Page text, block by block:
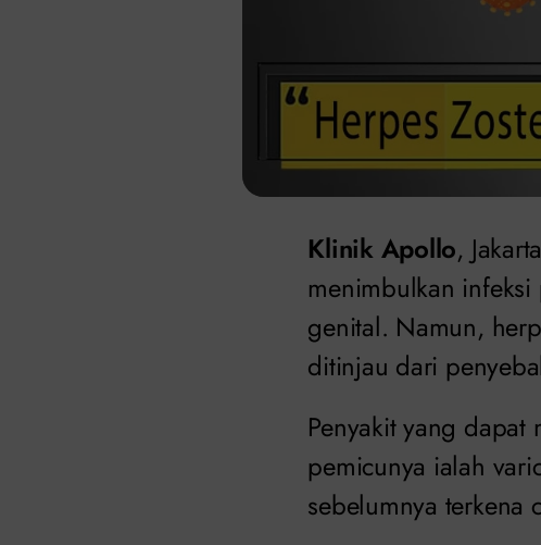
Klinik Apollo,
menimbulkan
genital. Namun,
ditinjau dari
Penyakit yang
pemicunya ialah
sebelumnya terkena